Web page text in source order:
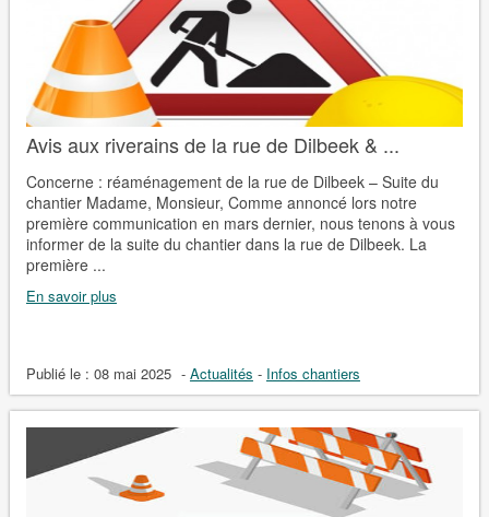
Avis aux riverains de la rue de Dilbeek & ...
Concerne : réaménagement de la rue de Dilbeek – Suite du
chantier Madame, Monsieur, Comme annoncé lors notre
première communication en mars dernier, nous tenons à vous
informer de la suite du chantier dans la rue de Dilbeek. La
première ...
En savoir plus
Publié le : 08 mai 2025 - Actualités - Infos chantiers